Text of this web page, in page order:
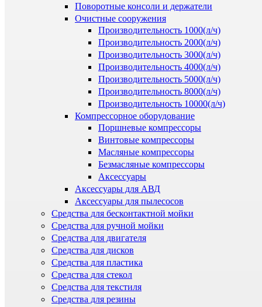
Поворотные консоли и держатели
Очистные сооружения
Производительность 1000(л/ч)
Производительность 2000(л/ч)
Производительность 3000(л/ч)
Производительность 4000(л/ч)
Производительность 5000(л/ч)
Производительность 8000(л/ч)
Производительность 10000(л/ч)
Компрессорное оборудование
Поршневые компрессоры
Винтовые компрессоры
Масляные компрессоры
Безмасляные компрессоры
Аксессуары
Аксессуары для АВД
Аксессуары для пылесосов
Средства для бесконтактной мойки
Средства для ручной мойки
Средства для двигателя
Средства для дисков
Средства для пластика
Средства для стекол
Средства для текстиля
Средства для резины